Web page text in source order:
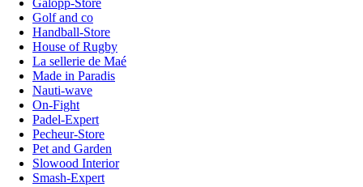
Galopp-Store
Golf and co
Handball-Store
House of Rugby
La sellerie de Maé
Made in Paradis
Nauti-wave
On-Fight
Padel-Expert
Pecheur-Store
Pet and Garden
Slowood Interior
Smash-Expert